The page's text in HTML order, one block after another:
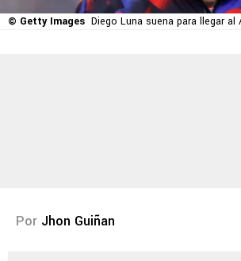
© Getty Images Diego Luna suena para llegar al
Por Jhon Guiñan